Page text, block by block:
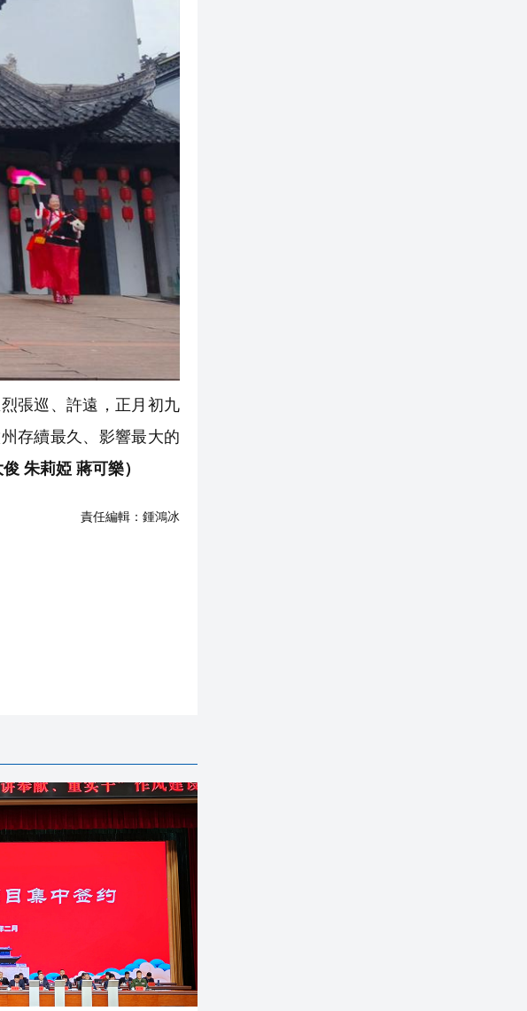
張巡、許遠，正月初九
存續最久、影響最大的
朱莉婭 蔣可樂）
責任編輯： 鍾鴻冰